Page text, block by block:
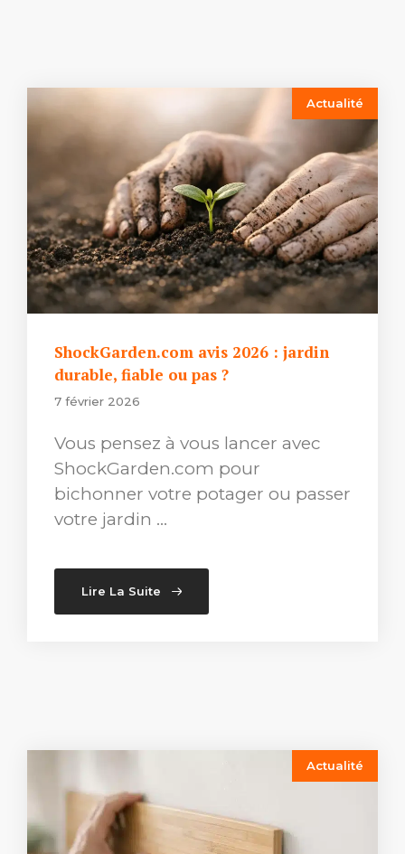
Actualité
ShockGarden.com avis 2026 : jardin
durable, fiable ou pas ?
7 février 2026
Vous pensez à vous lancer avec
ShockGarden.com pour
bichonner votre potager ou passer
votre jardin …
Lire La Suite
Actualité